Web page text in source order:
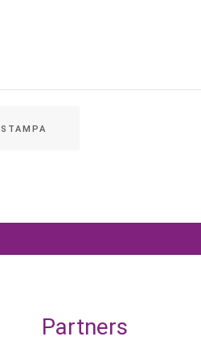
STAMPA
Partners